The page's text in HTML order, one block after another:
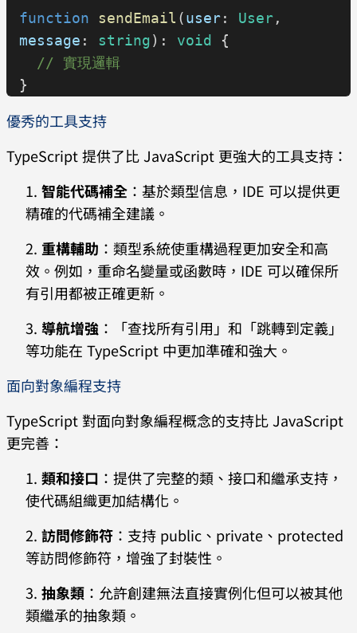
function sendEmail (user: User
message : string): void
{
  // 實現邏輯
}
優秀的工具支持
TypeScript 提供了比 JavaScript 更強大的工具支持：
智能代碼補全 ：基於類型信息，IDE 可以提供更
精確的代碼補全建議。
重構輔助 ：類型系統使重構過程更加安全和高
效。例如，重命名變量或函數時，IDE 可以確保所
有引用都被正確更新。
導航增強 ：「查找所有引用」和「跳轉到定義」
等功能在 TypeScript 中更加準確和強大。
面向對象編程支持
TypeScript 對面向對象編程概念的支持比 JavaScript
更完善：
類和接口 ：提供了完整的類、接口和繼承支持，
使代碼組織更加結構化。
訪問修飾符 ：支持 public、private、protected
等訪問修飾符，增強了封裝性。
抽象類 ：允許創建無法直接實例化但可以被其他
類繼承的抽象類。